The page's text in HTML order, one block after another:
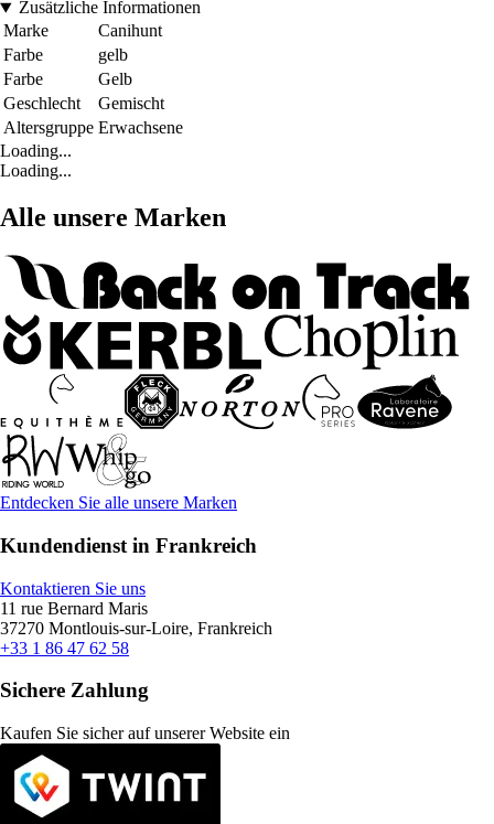
Zusätzliche Informationen
Marke
Canihunt
Farbe
gelb
Farbe
Gelb
Geschlecht
Gemischt
Altersgruppe Erwachsene
Loading...
Loading...
Alle unsere Marken
Entdecken Sie alle unsere Marken
Kundendienst in Frankreich
Kontaktieren Sie uns
11 rue Bernard Maris
37270 Montlouis-sur-Loire, Frankreich
+33 1 86 47 62 58
Sichere Zahlung
Kaufen Sie sicher auf unserer Website ein